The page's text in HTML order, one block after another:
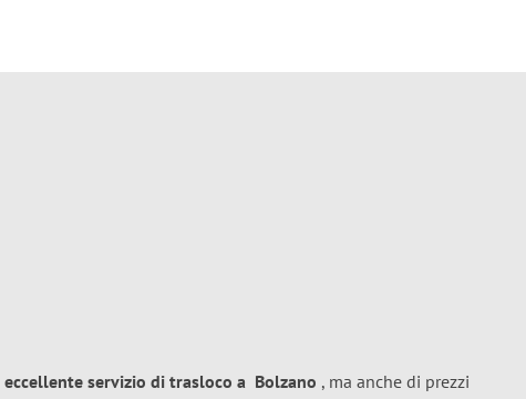
eccellente servizio di trasloco a Bolzano , ma anche di prezzi